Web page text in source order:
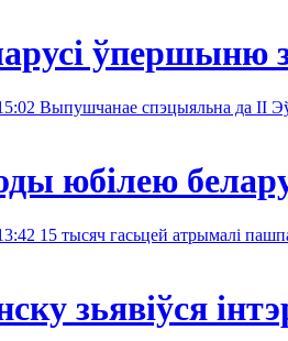
ўпершыню
Выпушчанае спэцыяльна да II
юбілею
15 тысяч гасьцей атрымалі
зьявіўся